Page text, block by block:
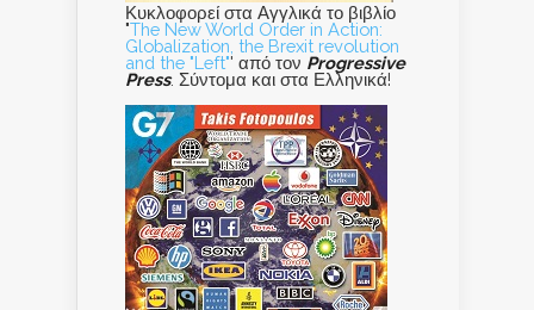
Κυκλοφορεί στα Αγγλικά το βιβλίο
"The New World Order in Action:
Globalization, the Brexit revolution
and the "Left"' από τον Progressive
Press. Σύντομα και στα Ελληνικά!